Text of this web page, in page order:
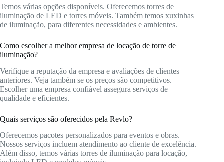
Temos várias opções disponíveis. Oferecemos torres de
iluminação de LED e torres móveis. Também temos xuxinhas
de iluminação, para diferentes necessidades e ambientes.
Como escolher a melhor empresa de locação de torre de
iluminação?
Verifique a reputação da empresa e avaliações de clientes
anteriores. Veja também se os preços são competitivos.
Escolher uma empresa confiável assegura serviços de
qualidade e eficientes.
Quais serviços são oferecidos pela Revlo?
Oferecemos pacotes personalizados para eventos e obras.
Nossos serviços incluem atendimento ao cliente de excelência.
Além disso, temos várias torres de iluminação para locação,